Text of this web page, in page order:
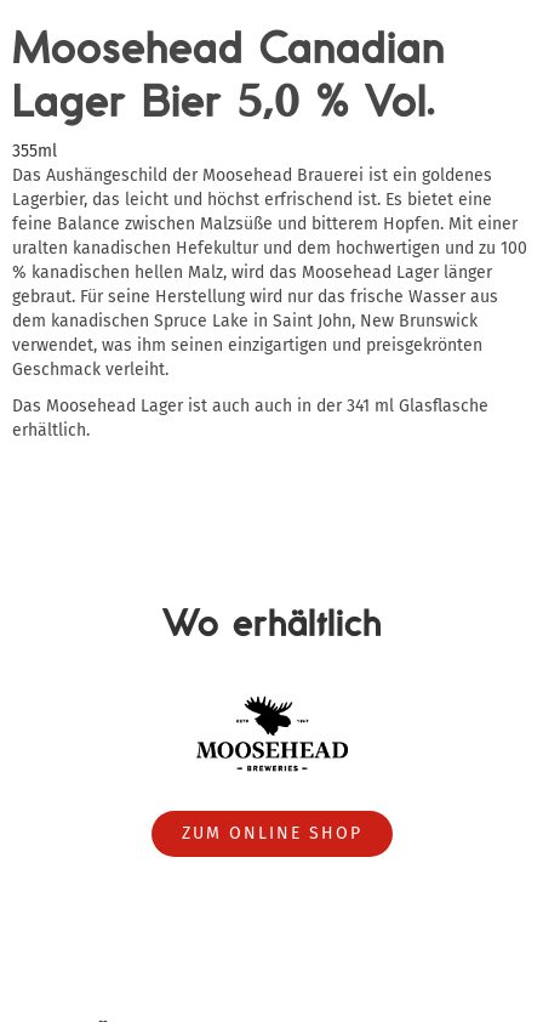
Moosehead Canadian
Lager Bier 5,0 % Vol.
355ml
Das Aushängeschild der Moosehead Brauerei ist ein goldenes
Lagerbier, das leicht und höchst erfrischend ist. Es bietet eine
feine Balance zwischen Malzsüße und bitterem Hopfen. Mit einer
uralten kanadischen Hefekultur und dem hochwertigen und zu 100
% kanadischen hellen Malz, wird das Moosehead Lager länger
gebraut. Für seine Herstellung wird nur das frische Wasser aus
dem kanadischen Spruce Lake in Saint John, New Brunswick
verwendet, was ihm seinen einzigartigen und preisgekrönten
Geschmack verleiht.
Das Moosehead Lager ist auch auch in der 341 ml Glasflasche
erhältlich.
Wo erhältlich
ZUM ONLINE SHOP